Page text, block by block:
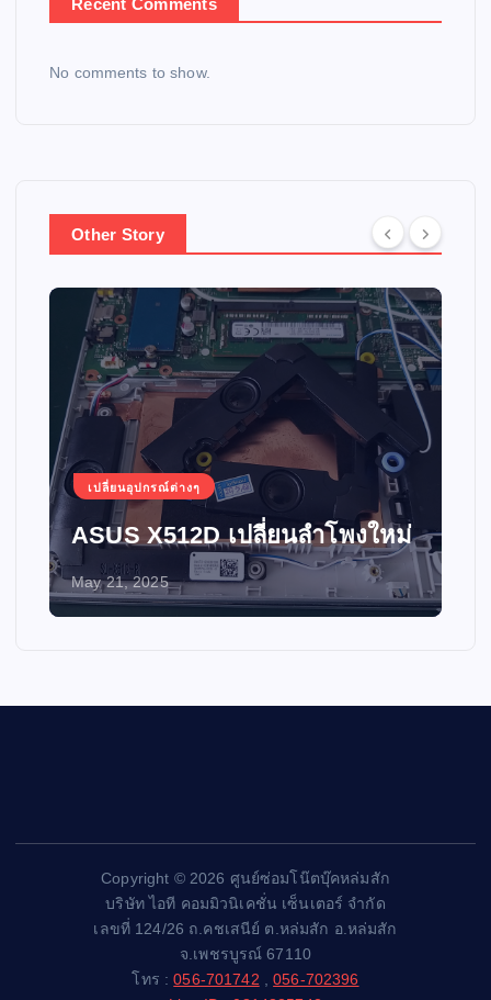
No comments to show.
Other Story
เปลี่ยนอุปกรณ์ต่างๆ
ASUS X512D เปลี่ยนลำโพงใหม่
May 21, 2025
Copyright © 2026 ศูนย์ซ่อมโน๊ตบุ๊คหล่มสัก
บริษัท ไอที คอมมิวนิเคชั่น เซ็นเตอร์ จำกัด
เลขที่ 124/26 ถ.คชเสนีย์ ต.หล่มสัก อ.หล่มสัก
จ.เพชรบูรณ์ 67110
โทร :056-701742 ,056-702396